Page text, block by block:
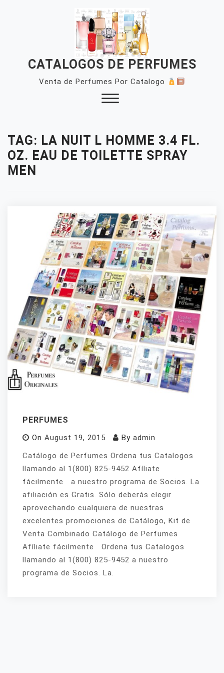
CATALOGOS DE PERFUMES
Venta de Perfumes Por Catalogo
TAG: LA NUIT L HOMME 3.4 FL.
OZ. EAU DE TOILETTE SPRAY
MEN
PERFUMES
On August 19, 2015 By admin
Catálogo de Perfumes Ordena tus Catalogos
llamando al 1(800) 825-9452 Afíliate
fácilmente a nuestro programa de Socios. La
afiliación es Gratis. Sólo deberás elegir
aprovechando cualquiera de nuestras
excelentes promociones de Catálogo, Kit de
Venta Combinado Catálogo de Perfumes
Afíliate fácilmente Ordena tus Catalogos
llamando al 1(800) 825-9452 a nuestro
programa de Socios. La.